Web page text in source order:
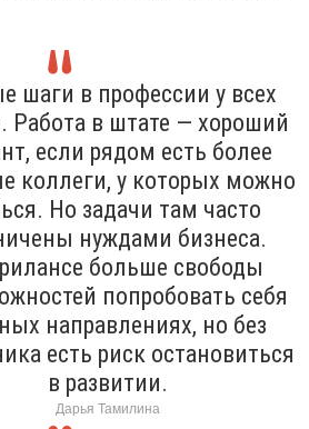
шаги в профессии у всех
Работа в штате — хороший
если рядом есть более
коллеги, у которых можно
Но задачи там часто
нуждами бизнеса.
больше свободы
попробовать себя
направлениях, но без
есть риск остановиться
в развитии.
Дарья Тамилина